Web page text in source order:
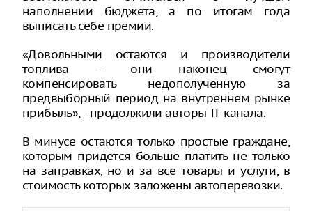
наполнении бюджета, а по итогам года
выписать себе премии.
«Довольными остаются и производители
топлива — они наконец смогут
компенсировать недополученную за
предвыборный период на внутреннем рынке
прибыль», - продолжили авторы ТГ-канала.
В минусе остаются только простые граждане,
которым придется больше платить не только
на заправках, но и за все товары и услуги, в
стоимость которых заложены автоперевозки.